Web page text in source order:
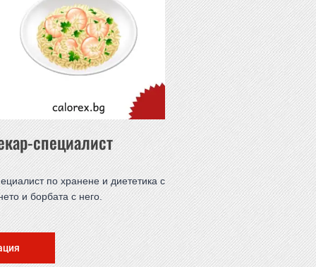
специалист
по хранене и диететика с
и борбата с него.